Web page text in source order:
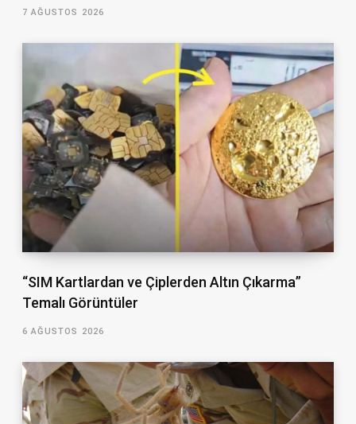
7 AĞUSTOS 2026
“SIM Kartlardan ve Çiplerden Altın Çıkarma”
Temalı Görüntüler
6 AĞUSTOS 2026